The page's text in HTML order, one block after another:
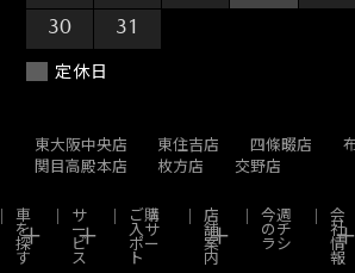
30
31
定休日
東大阪中央店 東住吉店 四條畷店
関目高殿本店
枚方店 交野店
車
を
探
す
サ
ー
ビ
ス
ご購
入サ
ポー
ト
店
舗
案
内
今週
のチ
ラシ
会
社
情
報